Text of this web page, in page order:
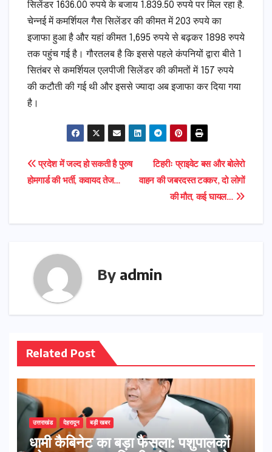
सिलेंडर 1636.00 रुपये के बजाय 1.839.50 रुपये पर मिल रहा है.
चेन्नई में कमर्शियल गैस सिलेंडर की कीमत में 203 रुपये का
इजाफा हुआ है और यहां कीमत 1,695 रुपये से बढ़कर 1898 रुपये
तक पहुंच गई है। गौरतलब है कि इससे पहले कंपनियों द्वारा बीते 1
सितंबर से कमर्शियल एलपीजी सिलेंडर की कीमतों में 157 रुपये
की कटौती की गई थी और इससे ज्यादा अब इजाफा कर दिया गया
है।
Post
navigation
टिहरीः प्राइवेट बस और बोलेरो
वाहन की जबरदस्त टक्कर, दो लोगों
की मौत, कई घायल…
प्रदेश में जल्द हो सकती है पुरुष
होमगार्ड की भर्ती, कवायद तेज…
By admin
Related Post
उत्तराखंड देहरादून बड़ी खबर
​धामी कैबिनेट का बड़ा फैसला: पशुपालकों